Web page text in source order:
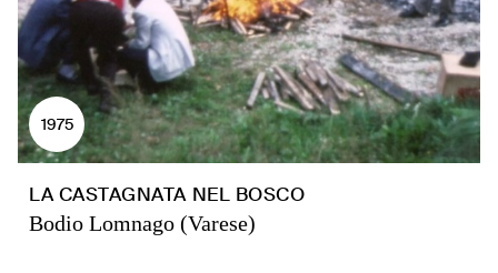
1975
LA CASTAGNATA NEL BOSCO
Bodio Lomnago (Varese)